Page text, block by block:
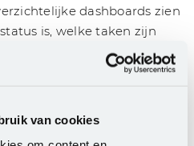
van cookies
dashboards zien
is, welke taken zijn
zijn. Dit geldt voor
als van de
achtergrond.